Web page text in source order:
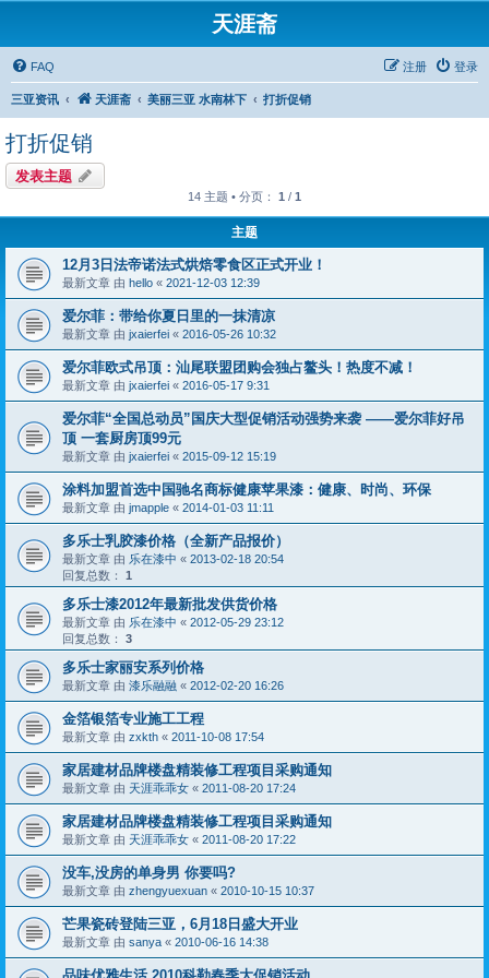
天涯斋
FAQ 登录
注册
三亚资讯 天涯斋 美丽三亚 水南林下 打折促销
打折促销
发表主题
14 主题 • 分页： 1 / 1
主题
12月3日法帝诺法式烘焙零食区正式开业！
最新文章 由 hello « 2021-12-03 12:39
爱尔菲：带给你夏日里的一抹清凉
最新文章 由 jxaierfei « 2016-05-26 10:32
爱尔菲欧式吊顶：汕尾联盟团购会独占鳌头！热度不减！
最新文章 由 jxaierfei « 2016-05-17 9:31
爱尔菲“全国总动员”国庆大型促销活动强势来袭 ——爱尔菲好吊
顶 一套厨房顶99元
最新文章 由 jxaierfei « 2015-09-12 15:19
涂料加盟首选中国驰名商标健康苹果漆：健康、时尚、环保
最新文章 由 jmapple « 2014-01-03 11:11
多乐士乳胶漆价格（全新产品报价）
最新文章 由 乐在漆中 « 2013-02-18 20:54
回复总数： 1
多乐士漆2012年最新批发供货价格
最新文章 由 乐在漆中 « 2012-05-29 23:12
回复总数： 3
多乐士家丽安系列价格
最新文章 由 漆乐融融 « 2012-02-20 16:26
金箔银箔专业施工工程
最新文章 由 zxkth « 2011-10-08 17:54
家居建材品牌楼盘精装修工程项目采购通知
最新文章 由 天涯乖乖女 « 2011-08-20 17:24
家居建材品牌楼盘精装修工程项目采购通知
最新文章 由 天涯乖乖女 « 2011-08-20 17:22
没车,没房的单身男 你要吗?
最新文章 由 zhengyuexuan « 2010-10-15 10:37
芒果瓷砖登陆三亚，6月18日盛大开业
最新文章 由 sanya « 2010-06-16 14:38